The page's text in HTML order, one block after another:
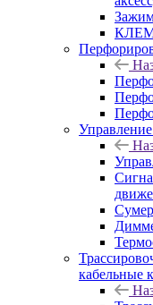
кабельные